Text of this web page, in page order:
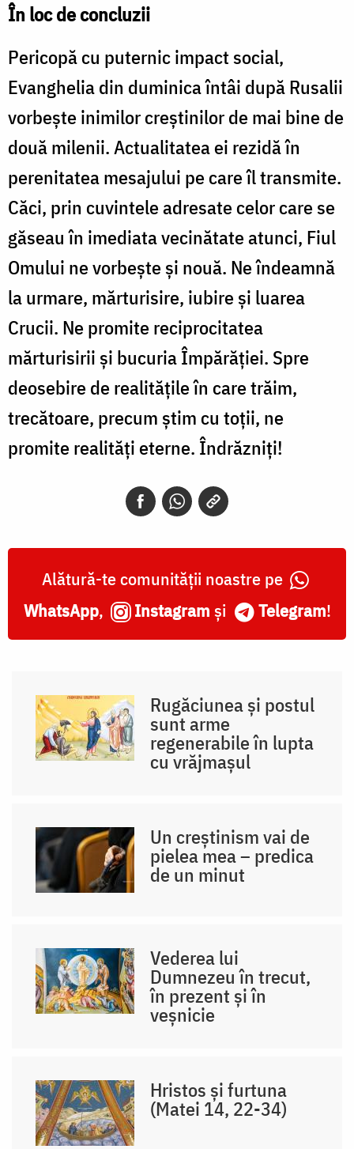
În loc de concluzii
Pericopă cu puternic impact social,
Evanghelia din duminica întâi după Rusalii
vorbește inimilor creștinilor de mai bine de
două milenii. Actualitatea ei rezidă în
perenitatea mesajului pe care îl transmite.
Căci, prin cuvintele adresate celor care se
găseau în imediata vecinătate atunci, Fiul
Omului ne vorbește și nouă. Ne îndeamnă
la urmare, mărturisire, iubire și luarea
Crucii. Ne promite reciprocitatea
mărturisirii și bucuria Împărăției. Spre
deosebire de realitățile în care trăim,
trecătoare, precum știm cu toții, ne
promite realități eterne. Îndrăzniți!
Alătură-te comunității noastre pe
WhatsApp, Instagram și Telegram!
Rugăciunea și postul
sunt arme
regenerabile în lupta
cu vrăjmașul
Un creștinism vai de
pielea mea – predica
de un minut
Vederea lui
Dumnezeu în trecut,
în prezent și în
veșnicie
Hristos și furtuna
(Matei 14, 22-34)